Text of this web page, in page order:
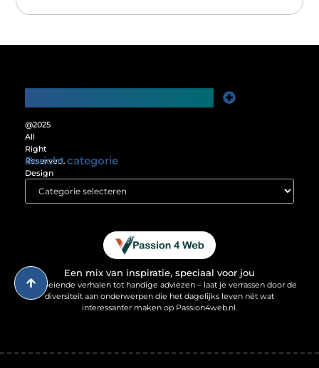
@2025
All
Right
Reserved.
Design
www.passion4web.nl.
Bericht categorie
Een mix van inspiratie, speciaal voor jou
Van boeiende verhalen tot handige adviezen – laat je verrassen door de
diversiteit aan onderwerpen die het dagelijks leven nét wat
interessanter maken op Passion4web.nl.